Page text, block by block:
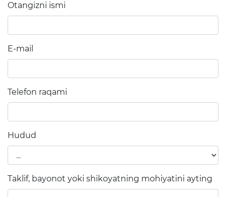
Malaka oshirish
OAV biz haqimizda
Matbuot anjumanlari
Otangizni ismi
E-mail
Telefon raqami
Hudud
Taklif, bayonot yoki shikoyatning mohiyatini ayting